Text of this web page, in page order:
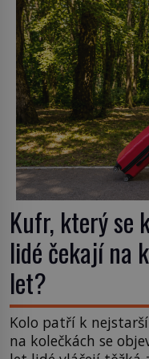
amerického
nápadu, který
Kufr, který se
lidé čekají na
let?
Kolo patří k
na kolečkách se